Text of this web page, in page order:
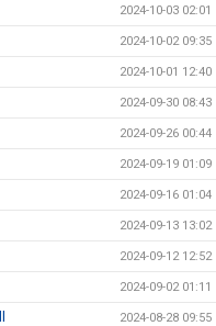
2024-10-03 02:01
2024-10-02 09:35
2024-10-01 12:40
2024-09-30 08:43
2024-09-26 00:44
2024-09-19 01:09
2024-09-16 01:04
2024-09-13 13:02
2024-09-12 12:52
2024-09-02 01:11
2024-08-28 09:55